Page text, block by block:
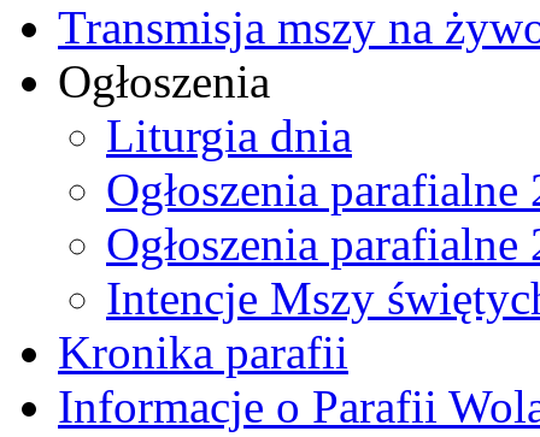
Transmisja mszy na
Ogłoszenia
Liturgia dnia
Ogłoszenia parafialne
Ogłoszenia parafialne
Intencje Mszy
Kronika parafii
Informacje o Parafii